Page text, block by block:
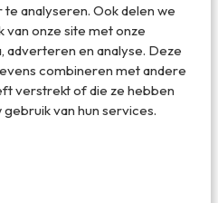
analyseren. Ook delen we
onze site met onze
adverteren en analyse. Deze
combineren met andere
verstrekt of die ze hebben
van hun services.
Reis 01.02.2012